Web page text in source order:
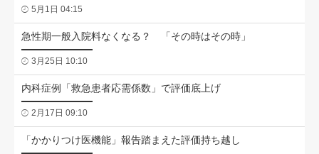
5月1日 04:15
急性期一般入院料なくなる？ 「その時はその時」
3月25日 10:10
内科症例「救急患者応需係数」で評価底上げ
2月17日 09:10
「かかりつけ医機能」報告踏まえた評価持ち越し